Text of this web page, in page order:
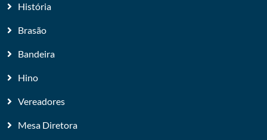
História
Brasão
Bandeira
Hino
Vereadores
Mesa Diretora